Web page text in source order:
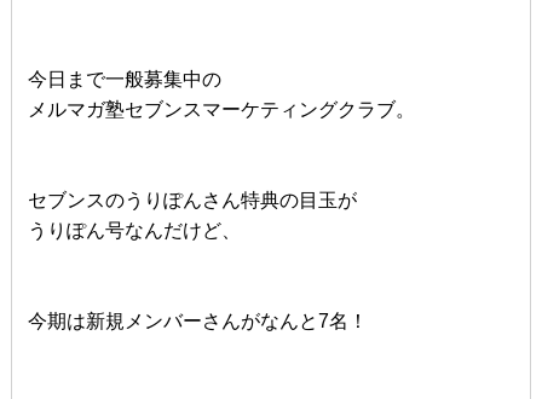
今日まで一般募集中の
メルマガ塾セブンスマーケティングクラブ。
セブンスのうりぽんさん特典の目玉が
うりぽん号なんだけど、
今期は新規メンバーさんがなんと7名！